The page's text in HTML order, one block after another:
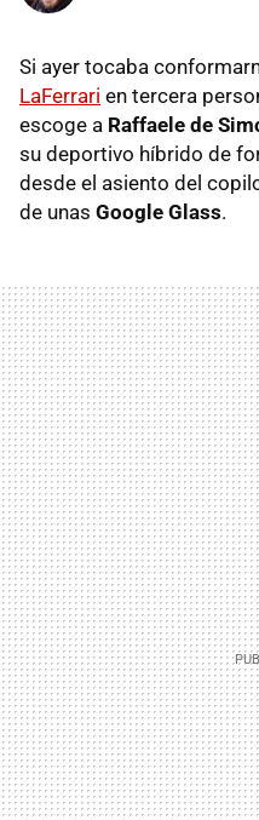
Si ayer tocaba
LaFerrari en tercera
escoge a Raffaele de
su deportivo híbrido de
desde el asiento del
de unas Google Glass.